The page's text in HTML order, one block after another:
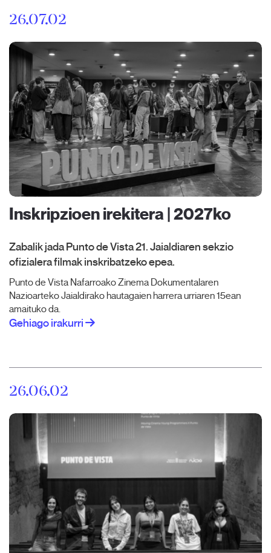
26.07.02
Inskripzioen irekitera | 2027ko
Zabalik jada Punto de Vista 21. Jaialdiaren sekzio
ofizialera filmak inskribatzeko epea.
Punto de Vista Nafarroako Zinema Dokumentalaren
Nazioarteko Jaialdirako hautagaien harrera urriaren 15ean
amaituko da.
Gehiago irakurri
26.06.02